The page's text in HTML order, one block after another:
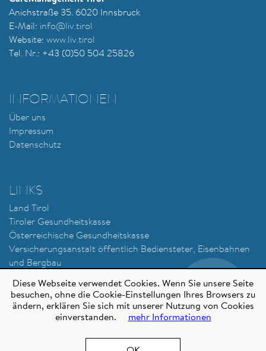
Anichstraße 35. 6020 Innsbruck
E-Mail: info@liv.tirol
Website: www.liv.tirol
Tel. Nr.: +43 (0)50 504 25826
INFORMATIONEN
Über uns
Impressum
Datenschutz
LINKS
Land Tirol
Tiroler Gesundheitskasse
Österreichische Gesundheitskasse
Versicherungsanstalt öffentlich Bediensteter, Eisenbahnen
und Bergbau
Diese Webseite verwendet Cookies. Wenn Sie unsere Seite
besuchen, ohne die Cookie-Einstellungen Ihres Browsers zu
ändern, erklären Sie sich mit unserer Nutzung von Cookies
einverstanden.
mehr Informationen